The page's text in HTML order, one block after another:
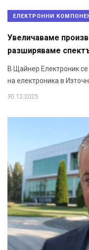
ЕЛЕКТРОННИ
Увеличаваме
разширяваме
В Щайнер Електроник
на електроника в
30.12.2025